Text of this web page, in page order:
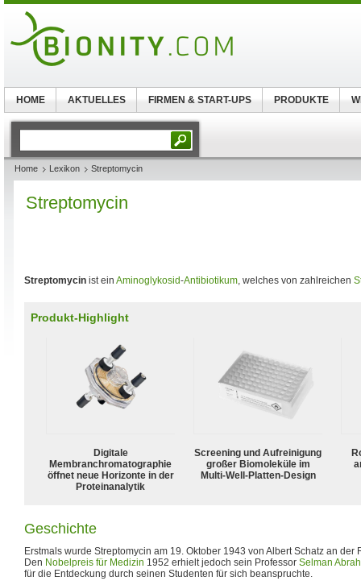
Home Lexikon Streptomycin
Streptomycin
Streptomycin ist ein Aminoglykosid-Antibiotikum, welches von zahlreichen
Produkt-Highlight
Digitale
Membranchromatographie
öffnet neue Horizonte in der
Proteinanalytik
Screening und Aufreinigung
großer Biomoleküle im
Multi-Well-Platten-Design
Geschichte
Erstmals wurde Streptomycin am 19. Oktober 1943 von Albert Schatz an der
Den Nobelpreis für Medizin 1952 erhielt jedoch sein Professor Selman
für die Entdeckung durch seinen Studenten für sich beanspruchte.
HOME AKTUELLES FIRMEN & START-UPS PRODUKTE